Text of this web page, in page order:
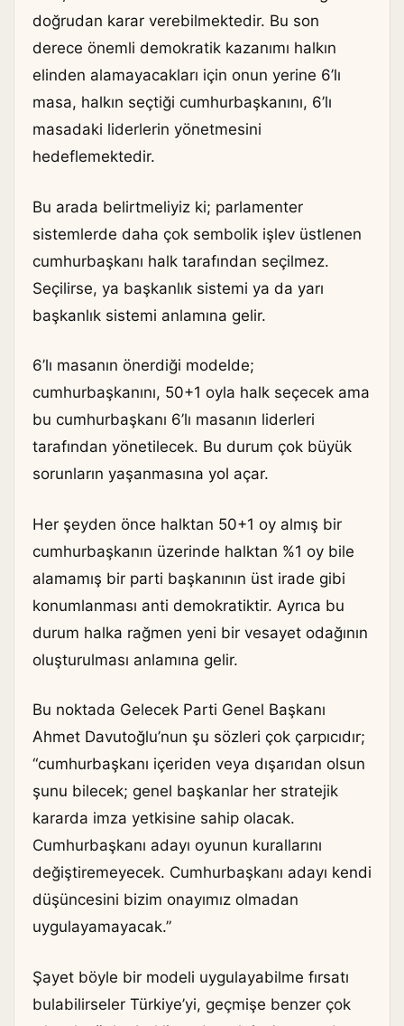
doğrudan karar verebilmektedir. Bu son
derece önemli demokratik kazanımı halkın
elinden alamayacakları için onun yerine 6’lı
masa, halkın seçtiği cumhurbaşkanını, 6’lı
masadaki liderlerin yönetmesini
hedeflemektedir.
Bu arada belirtmeliyiz ki; parlamenter
sistemlerde daha çok sembolik işlev üstlenen
cumhurbaşkanı halk tarafından seçilmez.
Seçilirse, ya başkanlık sistemi ya da yarı
başkanlık sistemi anlamına gelir.
6’lı masanın önerdiği modelde;
cumhurbaşkanını, 50+1 oyla halk seçecek ama
bu cumhurbaşkanı 6’lı masanın liderleri
tarafından yönetilecek. Bu durum çok büyük
sorunların yaşanmasına yol açar.
Her şeyden önce halktan 50+1 oy almış bir
cumhurbaşkanın üzerinde halktan %1 oy bile
alamamış bir parti başkanının üst irade gibi
konumlanması anti demokratiktir. Ayrıca bu
durum halka rağmen yeni bir vesayet odağının
oluşturulması anlamına gelir.
Bu noktada Gelecek Parti Genel Başkanı
Ahmet Davutoğlu’nun şu sözleri çok çarpıcıdır;
“cumhurbaşkanı içeriden veya dışarıdan olsun
şunu bilecek; genel başkanlar her stratejik
kararda imza yetkisine sahip olacak.
Cumhurbaşkanı adayı oyunun kurallarını
değiştiremeyecek. Cumhurbaşkanı adayı kendi
düşüncesini bizim onayımız olmadan
uygulayamayacak.”
Şayet böyle bir modeli uygulayabilme fırsatı
bulabilirseler Türkiye’yi, geçmişe benzer çok